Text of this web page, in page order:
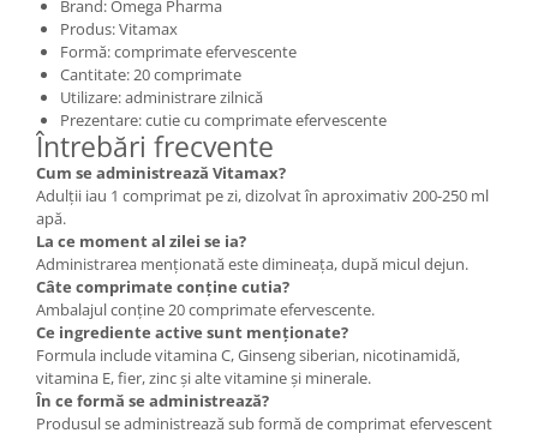
Brand: Omega Pharma
Produs: Vitamax
Formă: comprimate efervescente
Cantitate: 20 comprimate
Utilizare: administrare zilnică
Prezentare: cutie cu comprimate efervescente
Întrebări frecvente
Cum se administrează Vitamax?
Adulții iau 1 comprimat pe zi, dizolvat în aproximativ 200-250 ml
apă.
La ce moment al zilei se ia?
Administrarea menționată este dimineața, după micul dejun.
Câte comprimate conține cutia?
Ambalajul conține 20 comprimate efervescente.
Ce ingrediente active sunt menționate?
Formula include vitamina C, Ginseng siberian, nicotinamidă,
vitamina E, fier, zinc și alte vitamine și minerale.
În ce formă se administrează?
Produsul se administrează sub formă de comprimat efervescent